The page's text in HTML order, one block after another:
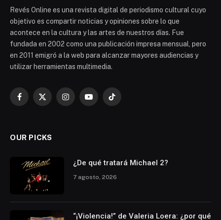
Revés Online es una revista digital de periodismo cultural cuyo
objetivo es compartir noticias y opiniones sobre lo que
acontece en la cultura y las artes de nuestros días. Fue
fundada en 2002 como una publicación impresa mensual, pero
en 2011 emigró a la web para alcanzar mayores audiencias y
utilizar herramientas multimedia.
Facebook
X
InstagramYouTubeTikTok
OUR PICKS
¿De qué tratará Michael 2?
7 agosto, 2026
“¡Violencia!” de Valeria Loera: ¿por qué